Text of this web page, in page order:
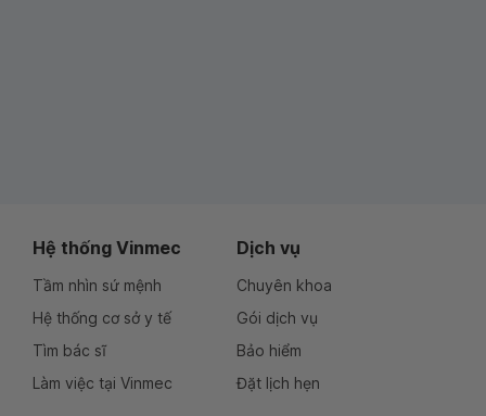
Hệ thống Vinmec
Tầm nhìn sứ mệnh
Hệ thống cơ sở y tế
Tìm bác sĩ
Làm việc tại Vinmec
Dịch vụ
Chuyên khoa
Gói dịch vụ
Bảo hiểm
Đặt lịch hẹn